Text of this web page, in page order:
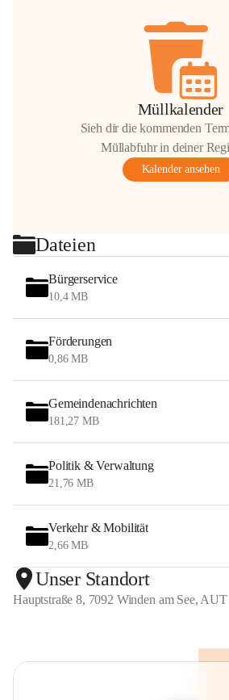
Müllkalender
Sieh dir die kommenden
Müllabfuhr in deiner
Kalender ansehen
Dateien
Bürgerservice
10,4 MB
Förderungen
0,86 MB
Gemeindenachrichten
181,27 MB
Politik & Verwaltung
21,76 MB
Verkehr & Mobilität
2,66 MB
Unser Standort
Hauptstraße 8, 7092 Winden am See, AUT